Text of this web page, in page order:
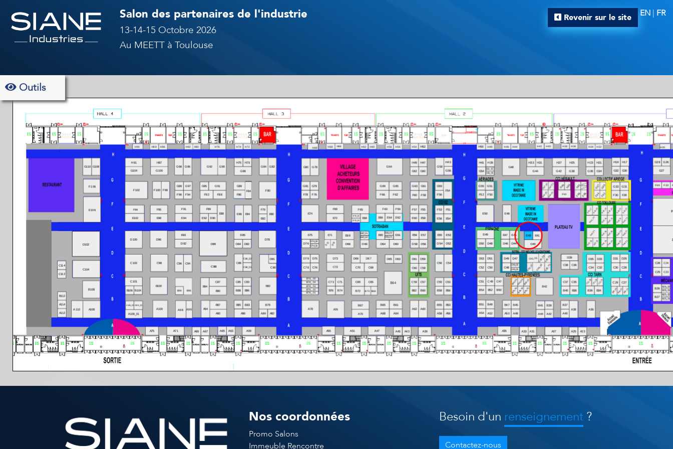
Salon des partenaires de l'industrie
13-14-15 Octobre 2026
Au MEETT à Toulouse
Revenir sur le site EN | FR
Outils
Nos coordonnées
Promo Salons
Immeuble Rencontre
Besoin d'un renseignement ?
Contactez-nous